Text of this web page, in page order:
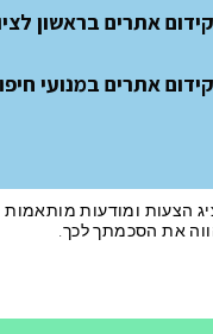
קידום אתרים בראשון
קידום אתרים במנועי
את הסכמתך לכך.